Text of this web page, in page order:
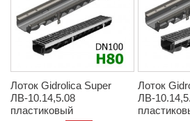
Лоток Gidrolica Super
ЛВ-10.14,5.08
пластиковый
Лоток
ЛВ-